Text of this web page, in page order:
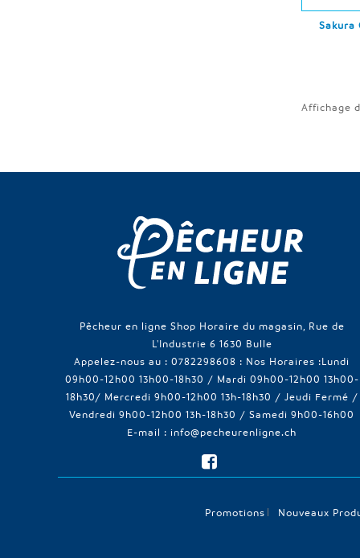
Sakura
Affichage
Pêcheur en ligne Shop Horaire du magasin, Rue de
L'Industrie 6 1630 Bulle
Appelez-nous au : 0782298608 : Nos Horaires :Lundi
09h00-12h00 13h00-18h30 / Mardi 09h00-12h00 13h00-
18h30/ Mercredi 9h00-12h00 13h-18h30 / Jeudi Fermé /
Vendredi 9h00-12h00 13h-18h30 / Samedi 9h00-16h00
E-mail : info@pecheurenligne.ch
Promotions Nouveaux